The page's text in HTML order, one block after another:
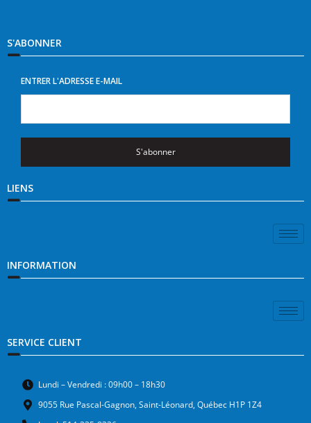
S'ABONNER
ENTRER L'ADRESSE E-MAIL
S'abonner
LIENS
INFORMATION
SERVICE CLIENT
Lundi – Vendredi : 09h00 – 18h30
9055 Rue Pascal-Gagnon, Saint-Léonard, Québec H1P 1Z4